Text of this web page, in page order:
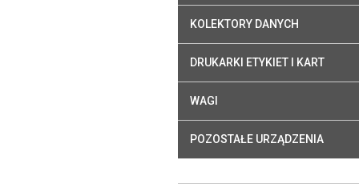
KOLEKTORY DANYCH
DRUKARKI ETYKIET I KART
WAGI
POZOSTAŁE URZĄDZENIA